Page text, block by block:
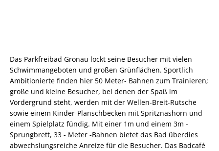
Das Parkfreibad Gronau lockt seine Besucher mit vielen
Schwimmangeboten und großen Grünflächen. Sportlich
Ambitionierte finden hier 50 Meter- Bahnen zum Trainieren;
große und kleine Besucher, bei denen der Spaß im
Vordergrund steht, werden mit der Wellen-Breit-Rutsche
sowie einem Kinder-Planschbecken mit Spritznashorn und
einem Spielplatz fündig. Mit einer 1m und einem 3m -
Sprungbrett, 33 - Meter -Bahnen bietet das Bad überdies
abwechslungsreiche Anreize für die Besucher. Das Badcafé